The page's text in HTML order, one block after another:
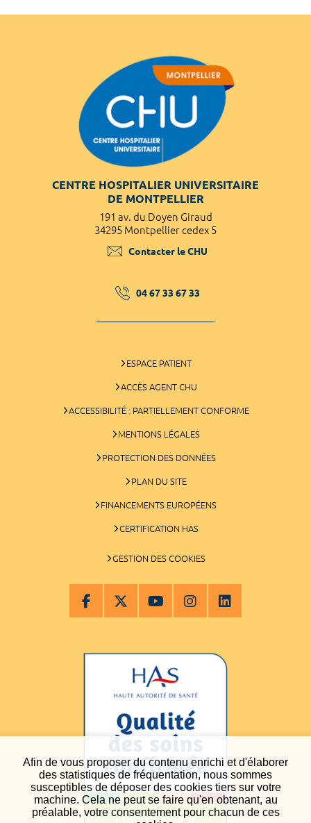
Afin de vous proposer du contenu enrichi et d'élaborer
des statistiques de fréquentation, nous sommes
susceptibles de déposer des cookies tiers sur votre
machine. Cela ne peut se faire qu'en obtenant, au
préalable, votre consentement pour chacun de ces
CENTRE HOSPITALIER UNIVERSITAIRE
DE MONTPELLIER
191 av. du Doyen Giraud
34295 Montpellier cedex 5
Contacter le CHU
04 67 33 67 33
ESPACE PATIENT
ACCÈS AGENT CHU
ACCESSIBILITÉ : PARTIELLEMENT CONFORME
MENTIONS LÉGALES
PROTECTION DES DONNÉES
PLAN DU SITE
FINANCEMENTS EUROPÉENS
CERTIFICATION HAS
GESTION DES COOKIES